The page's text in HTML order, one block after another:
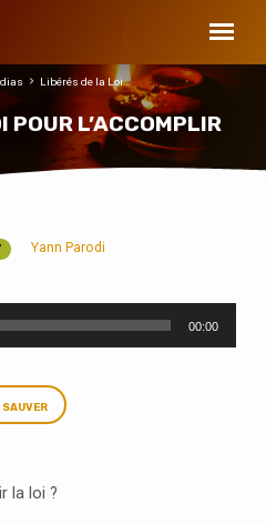
POUR L’ACCOMPLIR
Libérés de la Loi…
Yann Parodi
00:00
SAUVER
la loi ?